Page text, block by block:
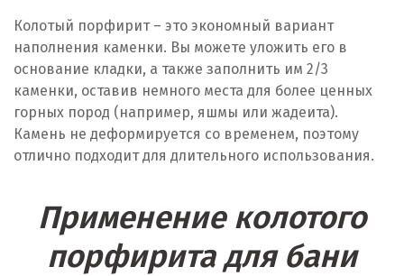
Колотый порфирит – это экономный вариант
наполнения каменки. Вы можете уложить его в
основание кладки, а также заполнить им 2/3
каменки, оставив немного места для более ценных
горных пород (например, яшмы или жадеита).
Камень не деформируется со временем, поэтому
отлично подходит для длительного использования.
Применение колотого
порфирита для бани